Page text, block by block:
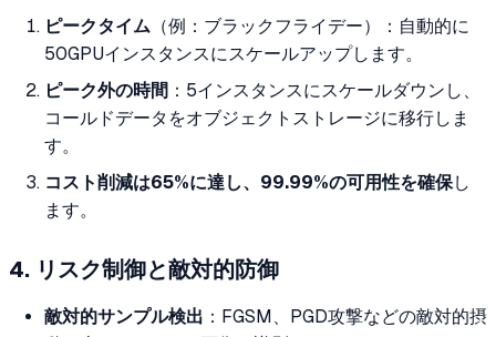
ピークタイム （例：ブラックフライデー）：自動的に
50GPUインスタンスにスケールアップします。
ピーク外の時間 ：5インスタンスにスケールダウンし、
コールドデータをオブジェクトストレージに移行しま
す。
コスト削減は65%に達し、99.99%の可用性を確保し
ます。
4. リスク制御と敵対的防御
敵対的サンプル検出 ：FGSM、PGD攻撃などの敵対的摂